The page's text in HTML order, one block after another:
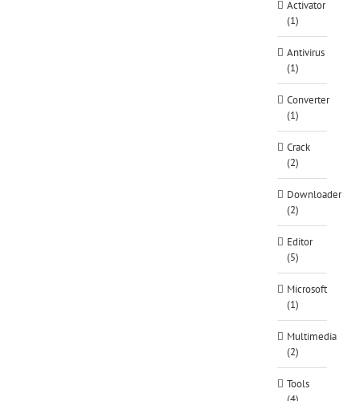
Activator
(1)
Antivirus
(1)
Converter
(1)
Crack
(2)
Downloader
(2)
Editor
(5)
Microsoft
(1)
Multimedia
(2)
Tools